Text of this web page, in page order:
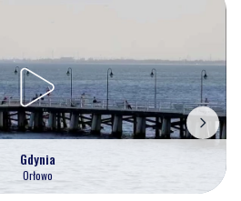
Gdynia
Orłowo